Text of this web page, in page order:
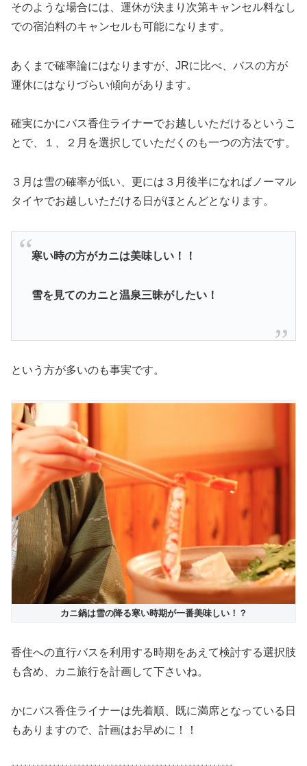
そのような場合には、運休が決まり次第キャンセル料なし
での宿泊料のキャンセルも可能になります。
あくまで確率論にはなりますが、JRに比べ、バスの方が
運休にはなりづらい傾向があります。
確実にかにバス香住ライナーでお越しいただけるというこ
とで、１、２月を選択していただくのも一つの方法です。
３月は雪の確率が低い、更には３月後半になればノーマル
タイヤでお越しいただける日がほとんどとなります。
寒い時の方がカニは美味しい！！
雪を見てのカニと温泉三昧がしたい！
という方が多いのも事実です。
カニ鍋は雪の降る寒い時期が一番美味しい！？
香住への直行バスを利用する時期をあえて検討する選択肢
も含め、カニ旅行を計画して下さいね。
かにバス香住ライナーは先着順、既に満席となっている日
もありますので、計画はお早めに！！